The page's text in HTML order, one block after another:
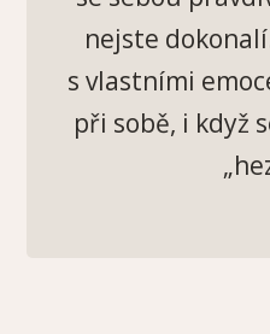
nejste
s vlastními
při sobě, i když